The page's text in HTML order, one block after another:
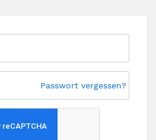
Passwort vergessen?